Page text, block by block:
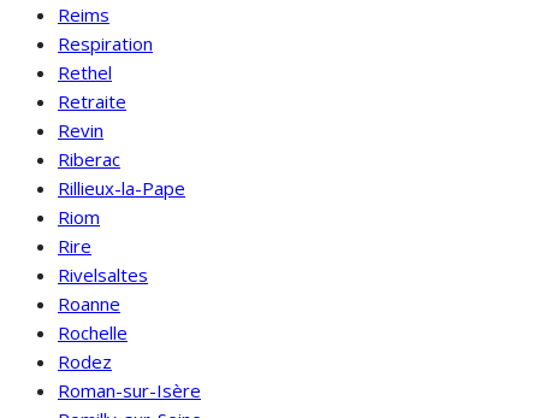
Reims
Respiration
Rethel
Retraite
Revin
Riberac
Rillieux-la-Pape
Riom
Rire
Rivelsaltes
Roanne
Rochelle
Rodez
Roman-sur-Isère